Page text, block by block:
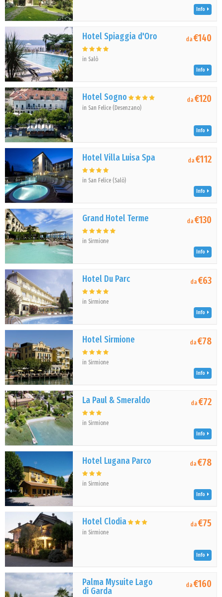
Info
Hotel Spiaggia d'Oro
in Salò
da€140
Info
Hotel Sogno
in San Felice (Desenzano)
da€120
Info
Hotel Villa Luisa Spa
in San Felice (Salò)
da€112
Info
Grand Hotel Terme
in Sirmione
da€130
Info
Hotel Du Parc
in Sirmione
da€63
Info
Hotel Sirmione
in Sirmione
da€78
Info
La Paul & Smeraldo
in Sirmione
da€72
Info
Hotel Lugana Parco
in Sirmione
da€78
Info
Hotel Clodia
in Sirmione
da€75
Info
Palma Mysuite Lago
di Garda
da€160